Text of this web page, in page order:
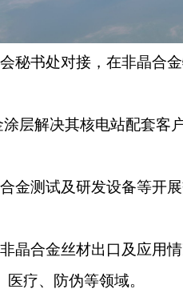
秘书处对接，在非晶合
层解决其核电站配套客
金测试及研发设备等开
晶合金丝材出口及应用
疗、防伪等领域。